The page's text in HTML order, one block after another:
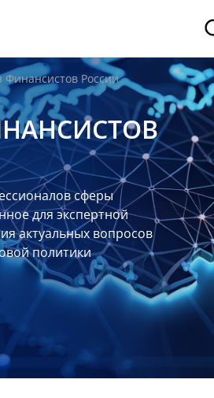
Финансистов России
сферы
для экспертной
актуальных вопросов
политики